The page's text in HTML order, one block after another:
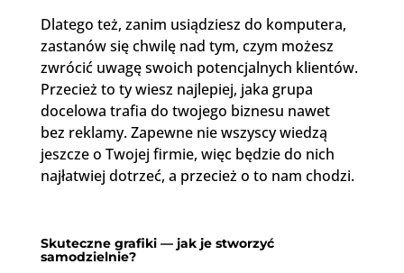
Dlatego też, zanim usiądziesz do komputera,
zastanów się chwilę nad tym, czym możesz
zwrócić uwagę swoich potencjalnych klientów.
Przecież to ty wiesz najlepiej, jaka grupa
docelowa trafia do twojego biznesu nawet
bez reklamy. Zapewne nie wszyscy wiedzą
jeszcze o Twojej firmie, więc będzie do nich
najłatwiej dotrzeć, a przecież o to nam chodzi.
Skuteczne grafiki — jak je stworzyć
samodzielnie?